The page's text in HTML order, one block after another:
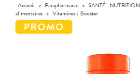
Orthopédie
Trousse à
pharmacie
Compléments
alimentaires
Dispositifs
CHEVEUX
Cheveux
Corps
UTILES
PHARMACIES
DE GARDE
VIDÉOS DE
DISPOSITIFS
MÉDICAUX
VOTRE
SCAN
D’ORDONNANCE
Accueil > Parapharmacie > SANTÉ- NUTRITION
alimentaires > Vitamines / Booster